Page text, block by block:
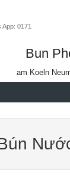
App: 0171
Bun
am Koeln